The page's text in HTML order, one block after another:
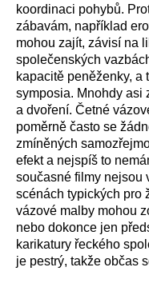
koordinaci pohybů.
zábavám, například
mohou zajít, závisí na
společenských
kapacitě peněženky, a
symposia. Mnohdy asi
a dvoření. Četné
poměrně často se
zmíněných
efekt a nejspíš to
současné filmy nejsou
scénách typických pro
vázové malby mohou
nebo dokonce jen
karikatury řeckého
je pestrý, takže občas